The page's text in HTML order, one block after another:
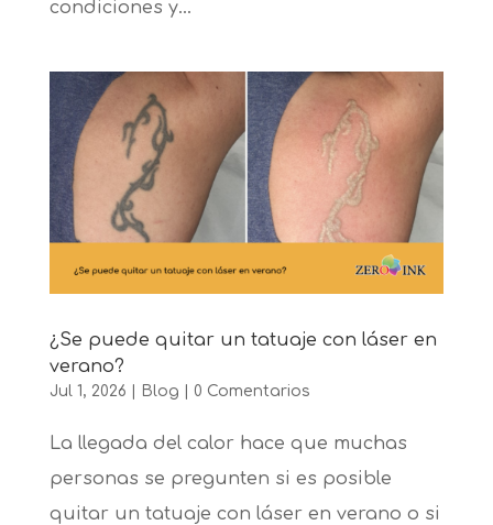
condiciones y...
¿Se puede quitar un tatuaje con láser en
verano?
Jul 1, 2026 Blog 0 Comentarios
La llegada del calor hace que muchas
personas se pregunten si es posible
quitar un tatuaje con láser en verano o si